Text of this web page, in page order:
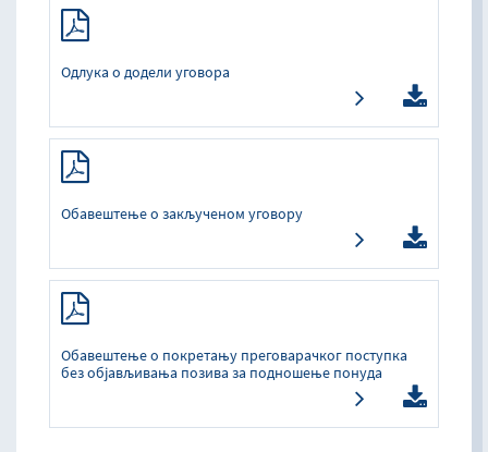
Одлука о додели уговора
Обавештење о закљученом уговору
Обавештење о покретању преговарачког поступка
без објављивања позива за подношење понуда